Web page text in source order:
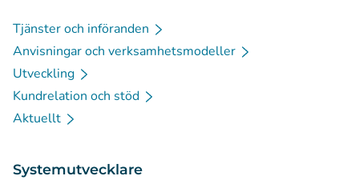
Tjänster och införanden
Anvisningar och verksamhetsmodeller
Utveckling
Kundrelation och stöd
Aktuellt
Systemutvecklare